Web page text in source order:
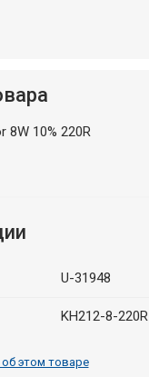
8W 10% 220R
U-31948
KH212-8-220R
этом товаре